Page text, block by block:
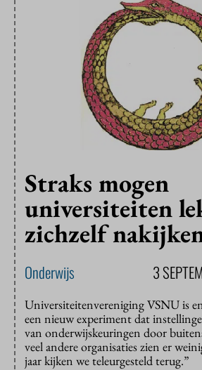
Straks mogen
universiteiten
zichzelf
Onderwijs 3
Universiteitenvereniging VSNU is
een nieuw experiment dat
van onderwijskeuringen door
veel andere organisaties zien er
jaar kijken we teleurgesteld terug.”